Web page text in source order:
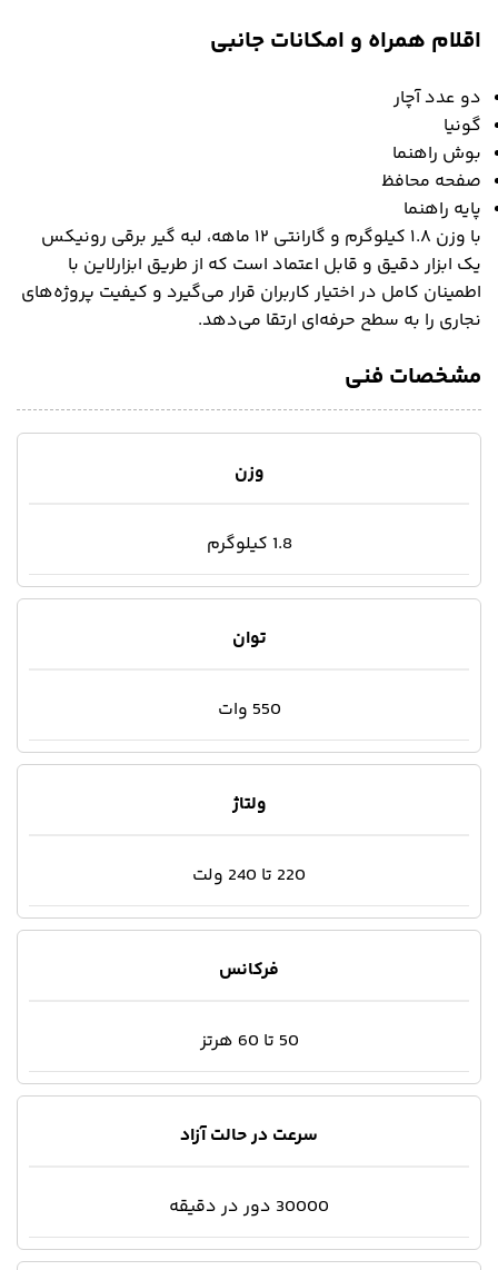
اقلام همراه و امکانات جانبی
دو عدد آچار
گونیا
بوش راهنما
صفحه محافظ
پایه راهنما
با وزن ۱.۸ کیلوگرم و گارانتی ۱۲ ماهه، لبه گیر برقی رونیکس
یک ابزار دقیق و قابل اعتماد است که از طریق ابزارلاین با
اطمینان کامل در اختیار کاربران قرار می‌گیرد و کیفیت پروژه‌های
نجاری را به سطح حرفه‌ای ارتقا می‌دهد.
مشخصات فنی
وزن
1.8 کیلوگرم
توان
550 وات
ولتاژ
220 تا 240 ولت
فرکانس
50 تا 60 هرتز
سرعت در حالت آزاد
30000 دور در دقیقه